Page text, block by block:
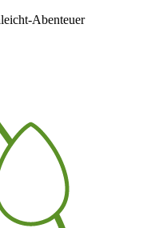
Abenteuer